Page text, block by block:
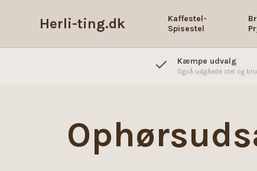
Herli-ting.dk
Kaffestel-
Spisestel
Kæmpe udvalg
Også udgåede stel og